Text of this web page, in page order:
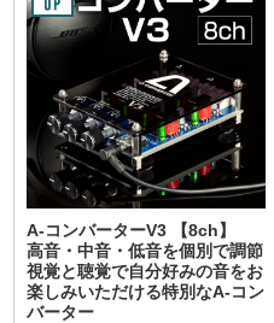
A-コンバーターV3 【8ch】
高音・中音・低音を個別で調節
視覚と聴覚で自分好みの音をお
楽しみいただける特別なA-コン
バーター